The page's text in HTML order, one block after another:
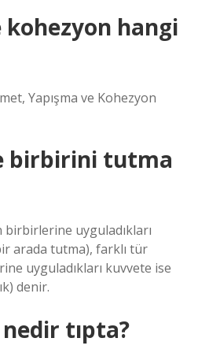
kohezyon hangi
Yapışma ve Kohezyon
birbirini tutma
uyguladıkları
arada tutma), farklı tür
uyguladıkları kuvvete ise
denir.
tıpta?